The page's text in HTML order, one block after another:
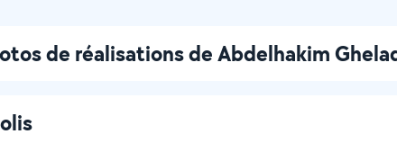
de réalisations de Abdelhakim